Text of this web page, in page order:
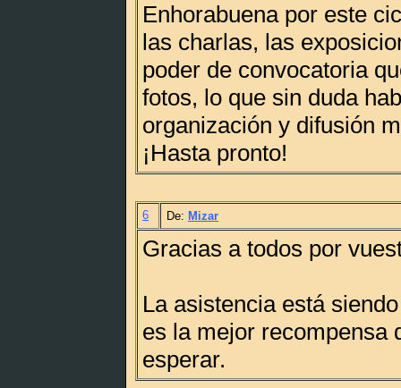
Enhorabuena por este
las charlas, las
poder de convocatoria
fotos, lo que sin duda
organización y difusión
¡Hasta pronto!
6 De: Mizar
Gracias a todos por
La asistencia está
es la mejor recompensa
esperar.